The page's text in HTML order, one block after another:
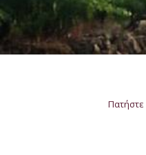
Πατήστε